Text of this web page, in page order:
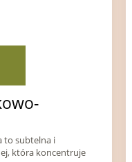
to subtelna i
która koncentruje